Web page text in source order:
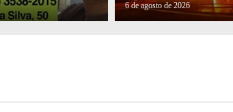
6 de agosto de 2026